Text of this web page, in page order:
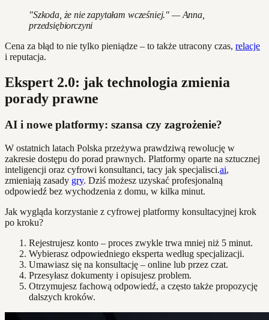
"Szkoda, że nie zapytałam wcześniej." — Anna,
przedsiębiorczyni
Cena za błąd to nie tylko pieniądze – to także utracony czas, relacje
i reputacja.
Ekspert 2.0: jak technologia zmienia
porady prawne
AI i nowe platformy: szansa czy zagrożenie?
W ostatnich latach Polska przeżywa prawdziwą rewolucję w
zakresie dostępu do porad prawnych. Platformy oparte na sztucznej
inteligencji oraz cyfrowi konsultanci, tacy jak specjalisci.ai,
zmieniają zasady gry. Dziś możesz uzyskać profesjonalną
odpowiedź bez wychodzenia z domu, w kilka minut.
Jak wygląda korzystanie z cyfrowej platformy konsultacyjnej krok
po kroku?
Rejestrujesz konto – proces zwykle trwa mniej niż 5 minut.
Wybierasz odpowiedniego eksperta według specjalizacji.
Umawiasz się na konsultację – online lub przez czat.
Przesyłasz dokumenty i opisujesz problem.
Otrzymujesz fachową odpowiedź, a często także propozycję
dalszych kroków.